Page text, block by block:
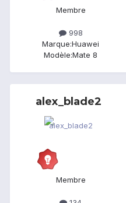
Membre
998
Marque:Huawei
Modèle:Mate 8
alex_blade2
Membre